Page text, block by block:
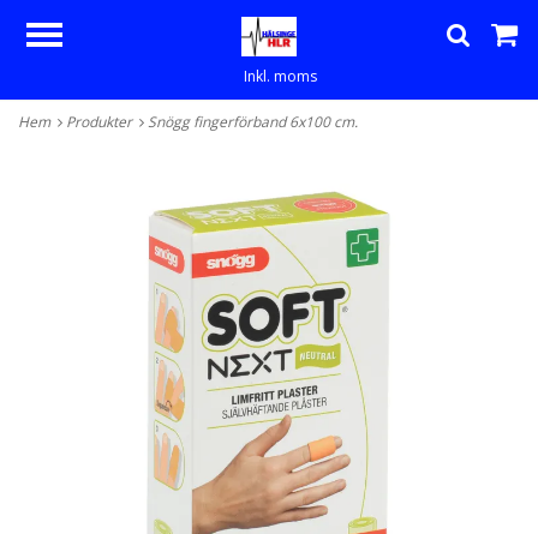
Hem Produkter Snögg fingerförband 6x100 cm.
Inkl. moms